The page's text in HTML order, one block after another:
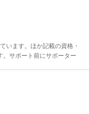
います。ほか記載の資格・
サポート前にサポーター